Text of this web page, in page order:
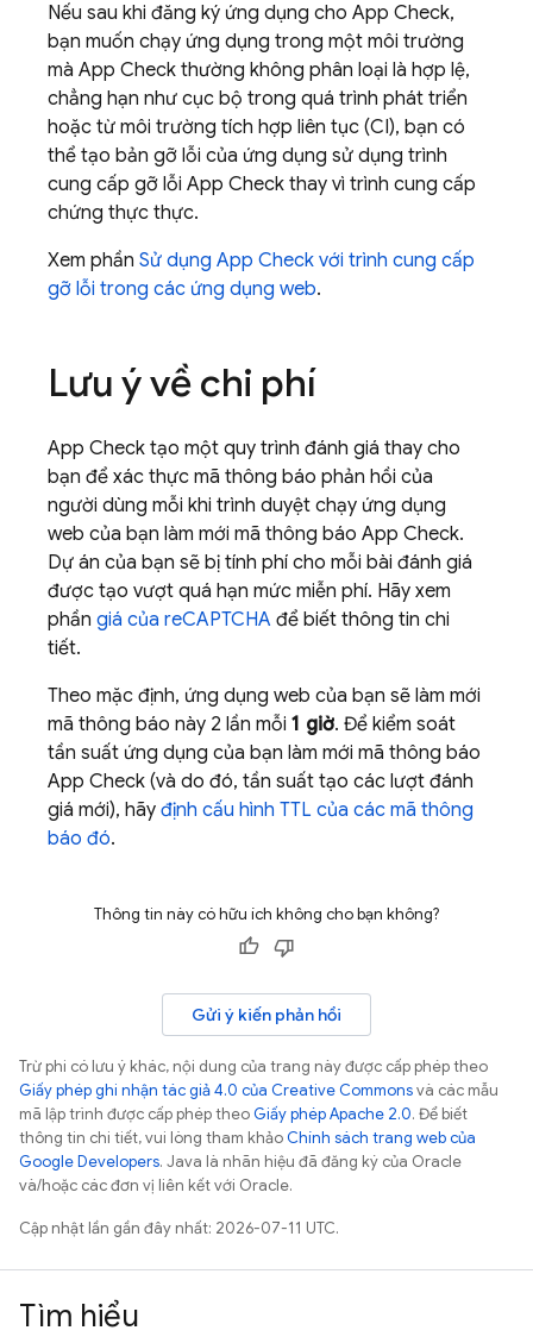
Nếu sau khi đăng ký ứng dụng cho App Check,
bạn muốn chạy ứng dụng trong một môi trường
mà App Check thường không phân loại là hợp lệ,
chẳng hạn như cục bộ trong quá trình phát triển
hoặc từ môi trường tích hợp liên tục (CI), bạn có
thể tạo bản gỡ lỗi của ứng dụng sử dụng trình
cung cấp gỡ lỗi App Check thay vì trình cung cấp
chứng thực thực.
Xem phần Sử dụng App Check với trình cung cấp
gỡ lỗi trong các ứng dụng web.
Lưu ý về chi phí
App Check tạo một quy trình đánh giá thay cho
bạn để xác thực mã thông báo phản hồi của
người dùng mỗi khi trình duyệt chạy ứng dụng
web của bạn làm mới mã thông báo App Check.
Dự án của bạn sẽ bị tính phí cho mỗi bài đánh giá
được tạo vượt quá hạn mức miễn phí. Hãy xem
phần giá của reCAPTCHA để biết thông tin chi
tiết.
Theo mặc định, ứng dụng web của bạn sẽ làm mới
mã thông báo này 2 lần mỗi 1 giờ. Để kiểm soát
tần suất ứng dụng của bạn làm mới mã thông báo
App Check (và do đó, tần suất tạo các lượt đánh
giá mới), hãy định cấu hình TTL của các mã thông
báo đó.
Thông tin này có hữu ích không cho bạn không?
Gửi ý kiến phản hồi
Trừ phi có lưu ý khác, nội dung của trang này được cấp phép theo
Giấy phép ghi nhận tác giả 4.0 của Creative Commonsvà các mẫu
mã lập trình được cấp phép theoGiấy phép Apache 2.0. Để biết
thông tin chi tiết, vui lòng tham khảoChính sách trang web của
Google Developers. Java là nhãn hiệu đã đăng ký của Oracle
và/hoặc các đơn vị liên kết với Oracle.
Cập nhật lần gần đây nhất: 2026-07-11 UTC.
Tìm hiểu